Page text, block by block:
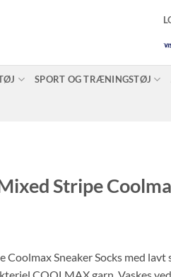
SPORT OG TRÆNINGSTØJ
Stripe
Coolmax Sneaker Socks med